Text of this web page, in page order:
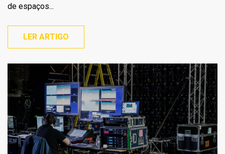
de espaços...
LER ARTIGO